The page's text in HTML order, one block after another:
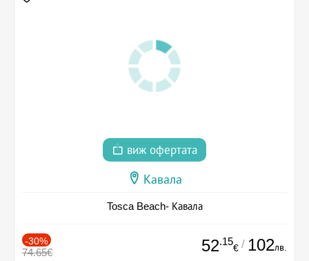
виж офертата
Кавала
Tosca Beach- Кавала
-30%
74.65€ 52.15
€ / 102лв.